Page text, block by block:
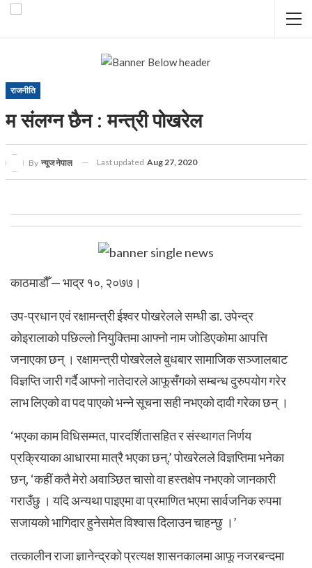
राजनीति
म संलग्न छैन : मन्त्री पोखरेल
By न्यूज नेपाल Last updated Aug 27, 2020
काठमाडौँ — भाद्र १०, २०७७।
उप-प्रधान एवं रक्षामन्त्री ईश्वर पोखरेलले सम्धी डा. उपेन्द्र
कोइरालाको पछिल्लो नियुक्तिमा आफ्नो नाम जोडिएकोमा आपत्ति
जनाएका छन् । रक्षामन्त्री पोखरेलले बुधबार सामाजिक सञ्जालबाट
विज्ञप्ति जारी गर्दै आफ्नो नातेदारले आफूसँगको सम्बन्ध दुरुपयोग गरेर
लाभ लिएको वा पद पाएको भन्ने सूचना सही नभएको दावी गरेका छन् ।
‘भएका काम विधिसम्मत, पारदर्शितासहित र संस्थागत निर्णय
प्रक्रियाका आधारमा मात्रै भएका छन्,’ पोखरेलले विज्ञप्तिमा भनेका
छन्, ‘कहीं कतै मेरो अवाञ्छित चासो वा हस्तक्षेप नभएको जानकारी
गराउँछु । यदि अन्यथा पाइएमा वा प्रमाणित भएमा सार्वजनिक रुपमा
सजायको भागिदार हुनेसमेत विश्वास दिलाउन चाहन्छु ।’
तत्कालीन राजा ज्ञानेन्द्रको प्रत्यक्ष शासनकालमा आफू नजरबन्दमा